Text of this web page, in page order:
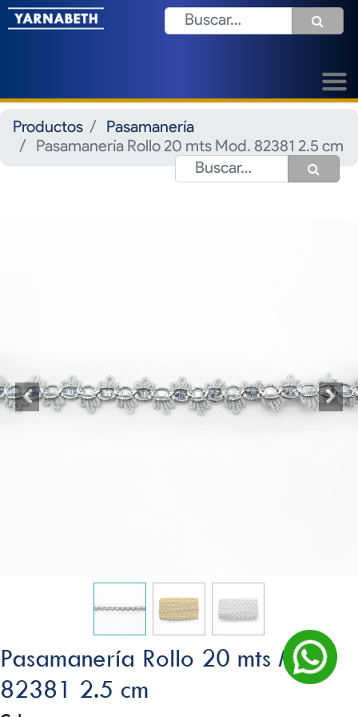
Productos
Pasamanería
Pasamanería Rollo 20 mts Mod. 82381 2.5 cm
Pasamanería Rollo 20 mts Mod.
82381 2.5 cm